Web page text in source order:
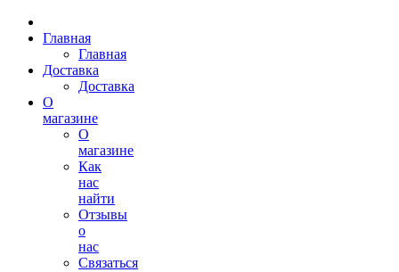
Главная
Главная
Доставка
Доставка
О
магазине
О
магазине
Как
нас
найти
Отзывы
о
нас
Связаться